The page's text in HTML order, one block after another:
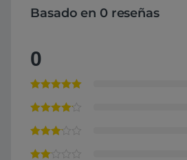
Basado en 0 reseñas
0